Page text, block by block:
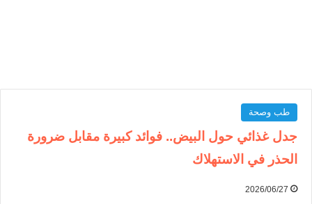
طب وصحة
جدل غذائي حول البيض.. فوائد كبيرة مقابل ضرورة
الحذر في الاستهلاك
2026/06/27